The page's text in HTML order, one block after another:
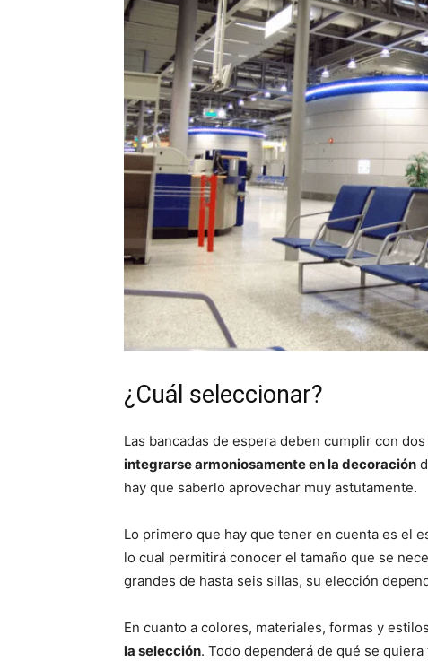
¿Cuál seleccionar?
Las bancadas de espera deben cumplir con
integrarse armoniosamente en la decoración
hay que saberlo aprovechar muy astutamente.
Lo primero que hay que tener en cuenta es el
lo cual permitirá conocer el tamaño que se
grandes de hasta seis sillas, su elección
En cuanto a colores, materiales, formas y
la selección. Todo dependerá de qué se